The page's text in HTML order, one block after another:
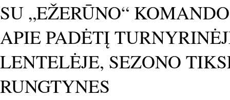
SU „EŽERŪNO“
APIE PADĖTĮ
LENTELĖJE, SEZONO
RUNGTYNES